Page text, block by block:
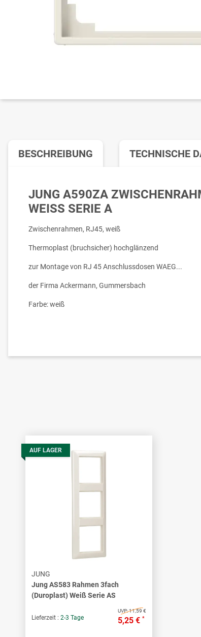
BESCHREIBUNG TECHNISCHE
JUNG A590ZA
WEISS SERIE A
Zwischenrahmen, RJ45, weiß
Thermoplast (bruchsicher) hochglänzend
zur Montage von RJ 45 Anschlussdosen WAEG...
der Firma Ackermann, Gummersbach
Farbe: weiß
AUF LAGER
JUNG
Jung AS583 Rahmen 3fach
(Duroplast) Weiß Serie AS
Lieferzeit : 2-3 Tage
UVP:11,59 €
5,25 € *